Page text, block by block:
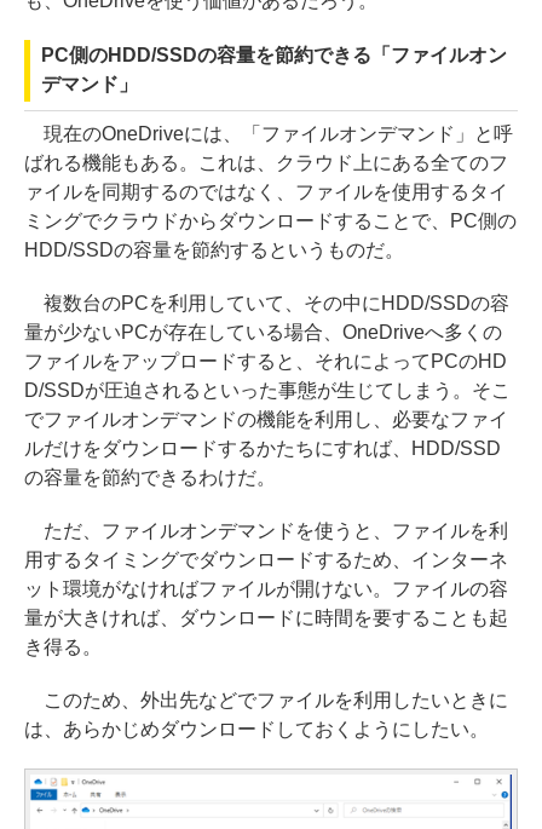
PC側のHDD/SSDの容量を節約できる「ファイルオン
デマンド」
現在のOneDriveには、「ファイルオンデマンド」と呼
ばれる機能もある。これは、クラウド上にある全てのフ
ァイルを同期するのではなく、ファイルを使用するタイ
ミングでクラウドからダウンロードすることで、PC側の
HDD/SSDの容量を節約するというものだ。
複数台のPCを利用していて、その中にHDD/SSDの容
量が少ないPCが存在している場合、OneDriveへ多くの
ファイルをアップロードすると、それによってPCのHD
D/SSDが圧迫されるといった事態が生じてしまう。そこ
でファイルオンデマンドの機能を利用し、必要なファイ
ルだけをダウンロードするかたちにすれば、HDD/SSD
の容量を節約できるわけだ。
ただ、ファイルオンデマンドを使うと、ファイルを利
用するタイミングでダウンロードするため、インターネ
ット環境がなければファイルが開けない。ファイルの容
量が大きければ、ダウンロードに時間を要することも起
き得る。
このため、外出先などでファイルを利用したいときに
は、あらかじめダウンロードしておくようにしたい。